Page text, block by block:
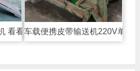
看看他们都是怎么装车的
车载便携皮带输送机220V单相